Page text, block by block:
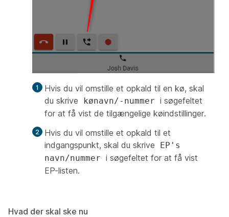
Hvis du vil omstille et opkald til en kø, skal
du skrive
kønavn/-nummer i søgefeltet
for at få vist de tilgængelige køindstillinger.
Hvis du vil omstille et opkald til et
indgangspunkt, skal du skrive
EP's
navn/nummer i søgefeltet for at få vist
EP-listen.
Hvad der skal ske nu